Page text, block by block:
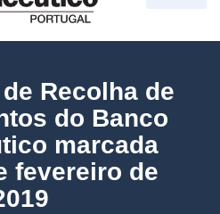
Recolha de
do Banco
marcada
fevereiro de